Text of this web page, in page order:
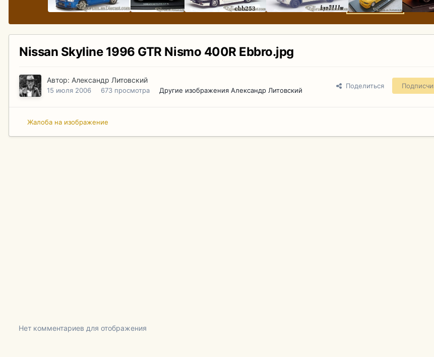
Nissan Skyline 1996 GTR Nismo 400R Ebbro.jpg
Автор: Александр Литовский
15 июля 2006 673 просмотра Другие изображения Александр Литовский
Поделиться
Жалоба на изображение
Нет комментариев для отображения